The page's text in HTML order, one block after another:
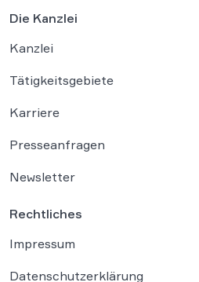
Die Kanzlei
Kanzlei
Tätigkeitsgebiete
Karriere
Presseanfragen
Newsletter
Rechtliches
Impressum
Datenschutzerklärung